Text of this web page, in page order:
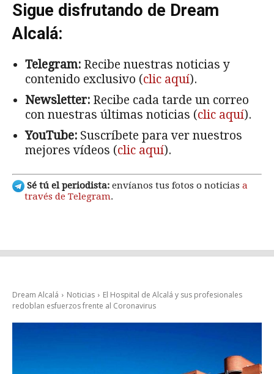
Sigue disfrutando de Dream
Alcalá:
Telegram: Recibe nuestras noticias y
contenido exclusivo (clic aquí).
Newsletter: Recibe cada tarde un correo
con nuestras últimas noticias (clic aquí).
YouTube: Suscríbete para ver nuestros
mejores vídeos (clic aquí).
Sé tú el periodista: envíanos tus fotos o noticias a
través de Telegram.